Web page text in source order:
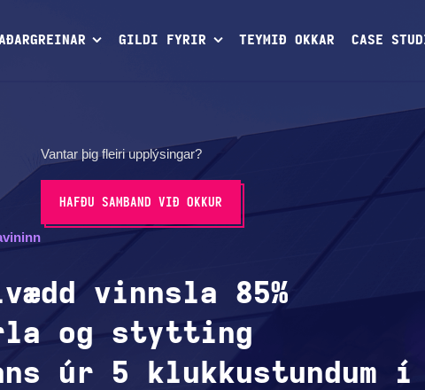
GILDI FYRIR TEYMIÐ OKKAR CASE
Vantar þig fleiri upplýsingar?
HAFÐU SAMBAND VIÐ OKKUR
vinnsla 85%
og stytting
úr 5 klukkustundum í